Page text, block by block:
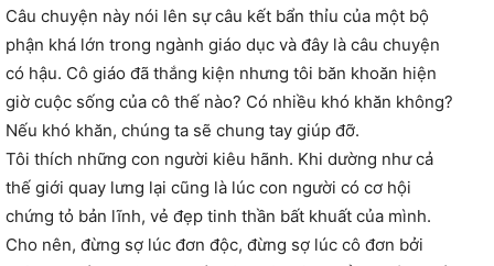
Câu chuyện này nói lên sự câu kết bẩn thỉu của một bộ
phận khá lớn trong ngành giáo dục và đây là câu chuyện
có hậu. Cô giáo đã thắng kiện nhưng tôi băn khoăn hiện
giờ cuộc sống của cô thế nào? Có nhiều khó khăn không?
Nếu khó khăn, chúng ta sẽ chung tay giúp đỡ.
Tôi thích những con người kiêu hãnh. Khi dường như cả
thế giới quay lưng lại cũng là lúc con người có cơ hội
chứng tỏ bản lĩnh, vẻ đẹp tinh thần bất khuất của mình.
Cho nên, đừng sợ lúc đơn độc, đừng sợ lúc cô đơn bởi